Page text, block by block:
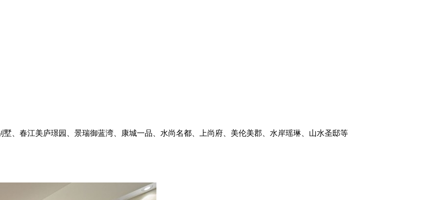
、春江美庐璟园、景瑞御蓝湾、康城一品、水尚名都、上尚府、美伦美郡、水岸瑶琳、山水圣邸等